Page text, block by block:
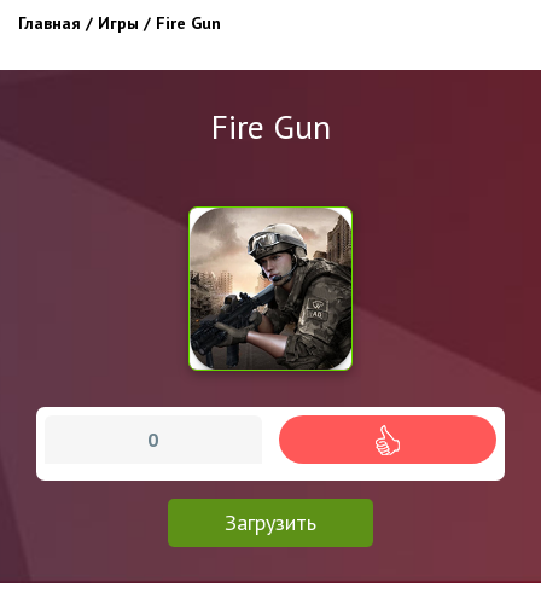
Главная / Игры / Fire Gun
Fire Gun
Загрузить
0